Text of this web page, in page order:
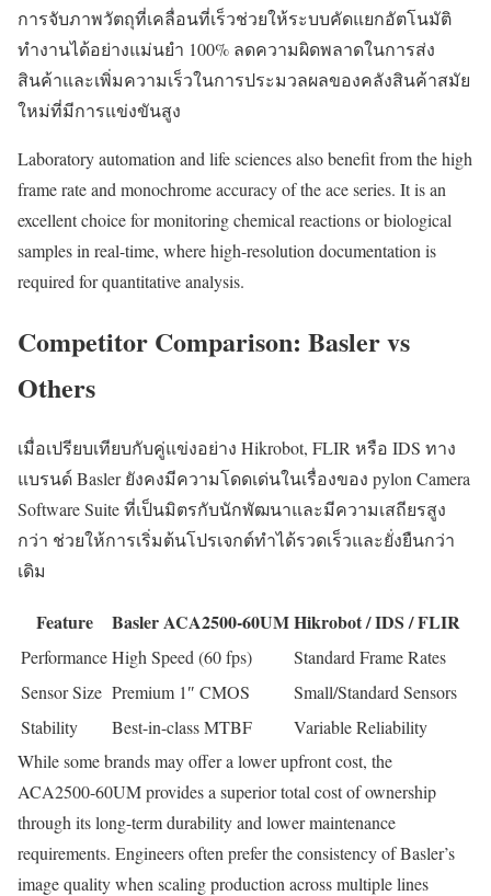
การจับภาพวัตถุที่เคลื่อนที่เร็วช่วยให้ระบบคัดแยกอัตโนมัติ
ทำงานได้อย่างแม่นยำ 100% ลดความผิดพลาดในการส่ง
สินค้าและเพิ่มความเร็วในการประมวลผลของคลังสินค้าสมัย
ใหม่ที่มีการแข่งขันสูง
Laboratory automation and life sciences also benefit from the high
frame rate and monochrome accuracy of the ace series. It is an
excellent choice for monitoring chemical reactions or biological
samples in real-time, where high-resolution documentation is
required for quantitative analysis.
Competitor Comparison: Basler vs
Others
เมื่อเปรียบเทียบกับคู่แข่งอย่าง Hikrobot, FLIR หรือ IDS ทาง
แบรนด์ Basler ยังคงมีความโดดเด่นในเรื่องของ pylon Camera
Software Suite ที่เป็นมิตรกับนักพัฒนาและมีความเสถียรสูง
กว่า ช่วยให้การเริ่มต้นโปรเจกต์ทำได้รวดเร็วและยั่งยืนกว่า
เดิม
Feature Basler ACA2500-60UMHikrobot / IDS / FLIR
PerformanceHigh Speed (60 fps)
Standard Frame Rates
Sensor Size Premium 1″ CMOS
Small/Standard Sensors
Stability
Best-in-class MTBF
Variable Reliability
While some brands may offer a lower upfront cost, the
ACA2500-60UM provides a superior total cost of ownership
through its long-term durability and lower maintenance
requirements. Engineers often prefer the consistency of Basler’s
image quality when scaling production across multiple lines